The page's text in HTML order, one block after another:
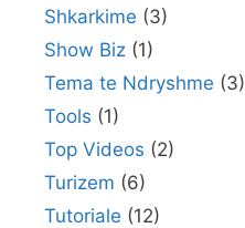
Shkarkime (3)
Show Biz (1)
Tema te Ndryshme (3)
Tools (1)
Top Videos (2)
Turizem (6)
Tutoriale (12)